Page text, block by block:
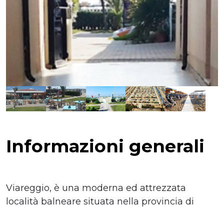
Informazioni generali
Viareggio, è una moderna ed attrezzata
località balneare situata nella provincia di